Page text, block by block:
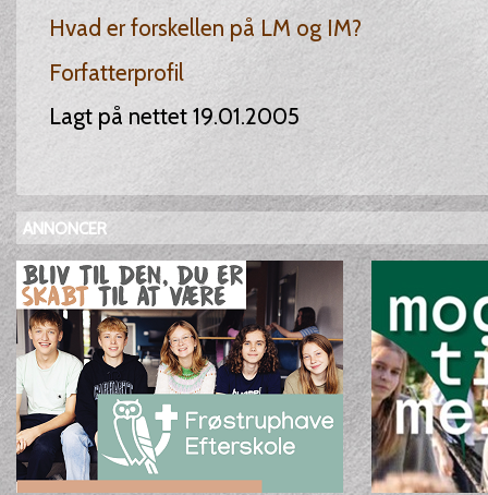
Hvad er forskellen på LM og IM?
Forfatterprofil
Lagt på nettet 19.01.2005
ANNONCER